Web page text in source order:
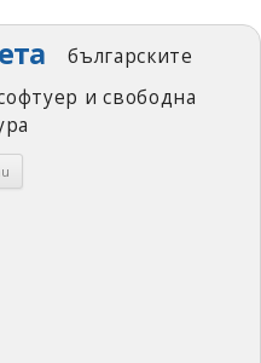
българските
и свободна
Skip